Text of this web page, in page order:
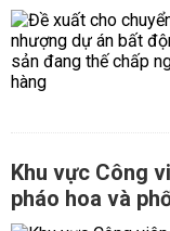
Khu vực Công
pháo hoa và